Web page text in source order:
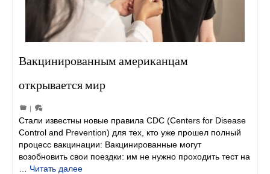
Вакцинированным американцам
открывается мир
|
Стали известны новые правила CDC (Centers for Disease
Control and Prevention) для тех, кто уже прошел полный
процесс вакцинации: Вакцинированные могут
возобновить свои поездки: им не нужно проходить тест на
Читать далее